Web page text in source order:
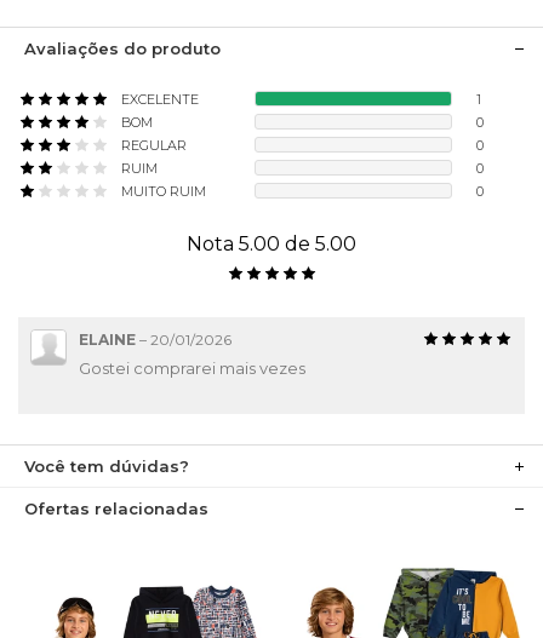
Avaliações do produto
EXCELENTE
1
BOM
0
REGULAR
0
RUIM
0
MUITO RUIM
0
Nota 5.00 de 5.00
ELAINE – 20/01/2026
Gostei comprarei mais vezes
Você tem dúvidas?
Ofertas relacionadas